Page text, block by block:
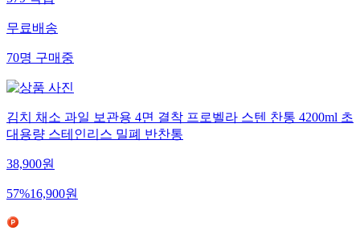
579적립
무료배송
70명구매중
김치 채소 과일 보관용 4면 결착 프로벨라 스텐 찬통 4200ml 초
대용량 스테인리스 밀폐 반찬통
38,900원
57%16,900원